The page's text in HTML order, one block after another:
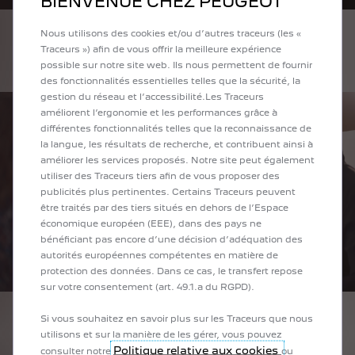
Nous utilisons des cookies et/ou d’autres traceurs (les «
Traceurs ») afin de vous offrir la meilleure expérience
possible sur notre site web. Ils nous permettent de fournir
des fonctionnalités essentielles telles que la sécurité, la
gestion du réseau et l’accessibilité.Les Traceurs
améliorent l’ergonomie et les performances grâce à
différentes fonctionnalités telles que la reconnaissance de
la langue, les résultats de recherche, et contribuent ainsi à
améliorer les services proposés. Notre site peut également
utiliser des Traceurs tiers afin de vous proposer des
publicités plus pertinentes. Certains Traceurs peuvent
être traités par des tiers situés en dehors de l’Espace
économique européen (EEE), dans des pays ne
bénéficiant pas encore d’une décision d’adéquation des
autorités européennes compétentes en matière de
protection des données. Dans ce cas, le transfert repose
sur votre consentement (art. 49.1.a du RGPD).
Si vous souhaitez en savoir plus sur les Traceurs que nous
utilisons et sur la manière de les gérer, vous pouvez
consulter notre Politique relative aux cookies ou